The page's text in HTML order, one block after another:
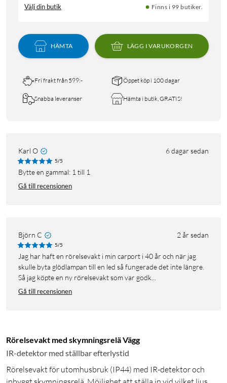
Välj din butik Finns i 99 butiker.
HÄMTA LÄGG I VARUKORGEN
Fri frakt från 599:- Öppet köp i 100 dagar
Snabba leveranser Hämta i butik, GRATIS!
Karl O 6 dagar sedan
5/5
Bytte en gammal: 1 till 1
Gå till recensionen
Björn C 2 år sedan
5/5
Jag har haft en rörelsevakt i min carport i 40 år och när jag
skulle byta glödlampan till en led så fungerade det inte längre.
Så jag köpte en ny rörelsevakt som var godk...
Gå till recensionen
Rörelsevakt med skymningsrelä Vägg
IR-detektor med ställbar efterlystid
Rörelsevakt för utomhusbruk (IP44) med IR-detektor och